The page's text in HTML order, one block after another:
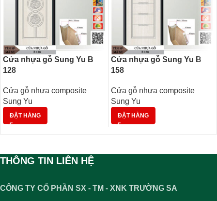
Cửa nhựa gỗ Sung Yu B
128
Cửa gỗ nhựa composite
Sung Yu
ĐẶT HÀNG
Cửa nhựa gỗ Sung Yu B
158
Cửa gỗ nhựa composite
Sung Yu
ĐẶT HÀNG
THÔNG TIN LIÊN HỆ
CÔNG TY CỔ PHẦN SX - TM - XNK TRƯỜNG SA